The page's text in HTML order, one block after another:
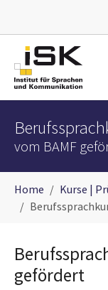
Zum Hauptinhalt
vom BAMF
Home Kurse |
gefördert